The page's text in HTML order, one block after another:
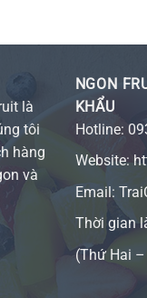
là
tôi
hàng
và
NGON
KHẨU
Hotline:
Website:
Email:
Thời gian
(Thứ Hai